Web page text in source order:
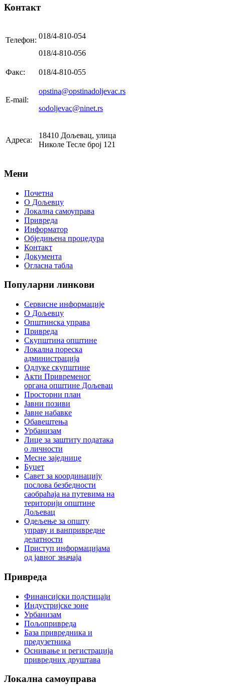
Контакт
Телефон: 018/4-810-054
018/4-810-056
Факс: 018/4-810-055
E-mail:
opstina@opstinadoljevac.rs
sodoljevac@ninet.rs
Адреса:
18410 Дољевац, улица
Николе Тесле број 121
Мени
Почетна
О Дољевцу
Локална самоуправа
Привреда
Информатор
Обједињена процедура
Контакт
Документа
Огласна табла
Популарни линкови
Сервисне информације
О Дољевцу
Општинска управа
Привреда
Скупштина општине
Локална пореска
администрација
Одлуке скупштине
Акти Привременог
органа општине Дољевац
Просторни план
Јавни позиви
Јавне набавке
Обавештења
Урбанизам
Лице за заштиту података
о личности
Месне заједнице
Буџет
Савет за координацију
послова безбедности
саобраћаја на путевима на
територији општине
Дољевац
Одељење за општу
управу и ванпривредне
делатности
Приступ информацијама
од јавног значаја
Привреда
Финансијски подстицаји
Индустријске зоне
Урбанизам
Пољопривреда
База привредника и
предузетника
Оснивање и регистрација
привредних друштава
Локална самоуправа